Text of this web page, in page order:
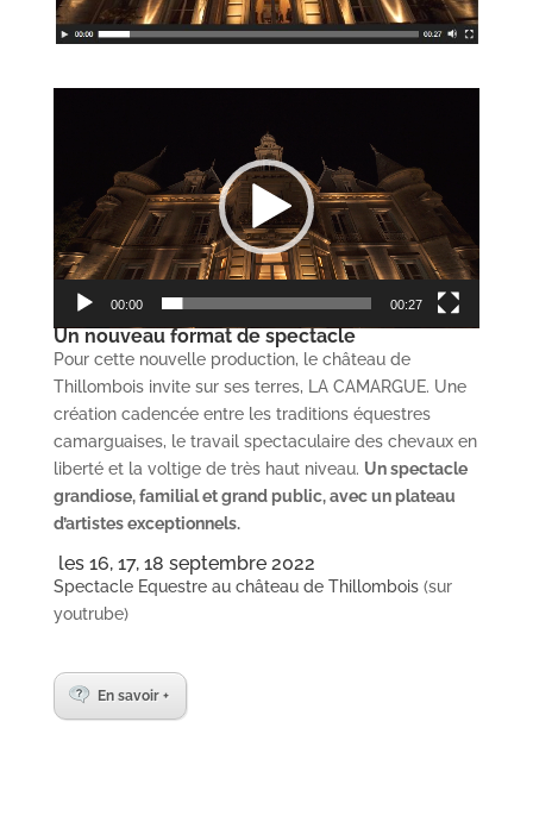
00:00 00:27
Un nouveau format de spectacle
Pour cette nouvelle production, le château de
Thillombois invite sur ses terres, LA CAMARGUE. Une
création cadencée entre les traditions équestres
camarguaises, le travail spectaculaire des chevaux en
liberté et la voltige de très haut niveau. Un spectacle
grandiose, familial et grand public, avec un plateau
d’artistes exceptionnels.
les 16, 17, 18 septembre 2022
Spectacle Equestre au château de Thillombois(sur
youtrube)
En savoir +